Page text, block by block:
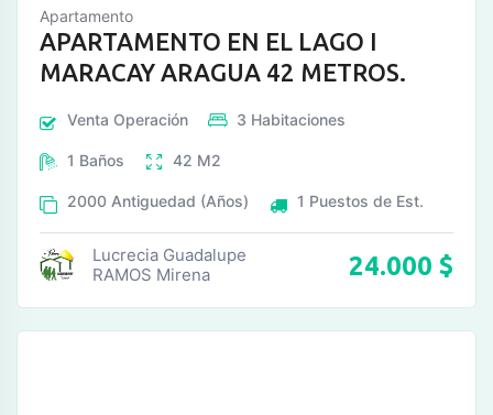
Apartamento
APARTAMENTO EN EL LAGO I
MARACAY ARAGUA 42 METROS.
Venta Operación 3 Habitaciones
1 Baños 42 M2
2000 Antiguedad (Años) 1 Puestos de Est.
Lucrecia Guadalupe
RAMOS Mirena
24.000 $